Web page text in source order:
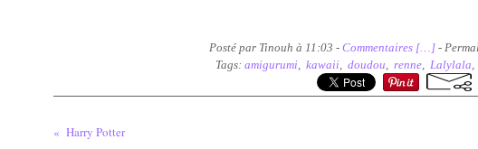
Posté par Tinouh à 11:03 - Commentaires [… ] -
Tags: amigurumi, kawaii, doudou, renne, Lalylala,
Harry Potter